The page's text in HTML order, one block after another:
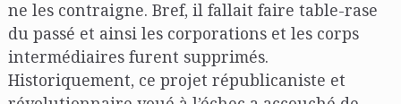
ne les contraigne. Bref, il fallait faire table-rase
du passé et ainsi les corporations et les corps
intermédiaires furent supprimés.
Historiquement, ce projet républicaniste et